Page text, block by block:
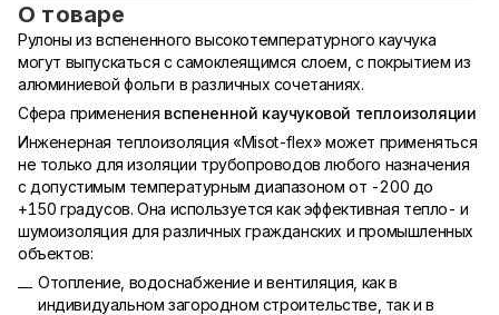
О товаре
Рулоны из вспененного высокотемпературного каучука
могут выпускаться с самоклеящимся слоем, с покрытием из
алюминиевой фольги в различных сочетаниях.
Сфера применения вспененной каучуковой теплоизоляции
Инженерная теплоизоляция «Misot-flex» может применяться
не только для изоляции трубопроводов любого назначения
с допустимым температурным диапазоном от -200 до
+150 градусов. Она используется как эффективная тепло- и
шумоизоляция для различных гражданских и промышленных
объектов:
Отопление, водоснабжение и вентиляция, как в
индивидуальном загородном строительстве, так и в